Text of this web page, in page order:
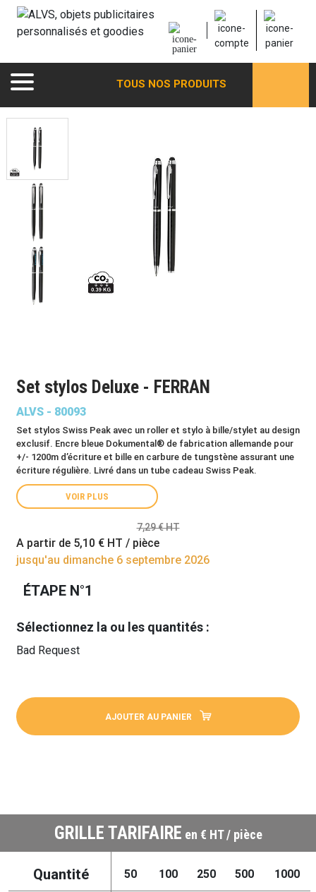
TOUS NOS PRODUITS
Set stylos Deluxe - FERRAN
ALVS - 80093
Set stylos Swiss Peak avec un roller et stylo à bille/stylet au design
exclusif. Encre bleue Dokumental® de fabrication allemande pour
+/- 1200m d’écriture et bille en carbure de tungstène assurant une
écriture régulière. Livré dans un tube cadeau Swiss Peak.
VOIR PLUS
7,29 € HT
A partir de 5,10 € HT / pièce
jusqu'au dimanche 6 septembre 2026
ÉTAPE N°1
Sélectionnez la ou les quantités :
Bad Request
AJOUTER AU PANIER
GRILLE TARIFAIRE en € HT / pièce
Quantité 50 100 250 500 1000